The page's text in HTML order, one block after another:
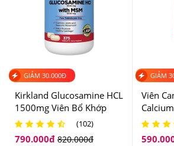
GIẢM 30.000Đ
Kirkland Glucosamine HCL
1500mg Viên Bổ Khớp
Của Mỹ
(102)
790.000đ 820.000đ
GIẢM
Viên